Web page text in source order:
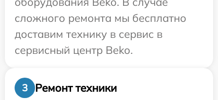
сложного ремонта мы бесплатно
доставим технику в сервис в
сервисный центр Beko.
3
Ремонт техники